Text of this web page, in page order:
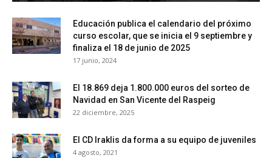
Educación publica el calendario del próximo
curso escolar, que se inicia el 9 septiembre y
finaliza el 18 de junio de 2025
17 junio, 2024
El 18.869 deja 1.800.000 euros del sorteo de
Navidad en San Vicente del Raspeig
22 diciembre, 2025
El CD Iraklis da forma a su equipo de juveniles
4 agosto, 2021